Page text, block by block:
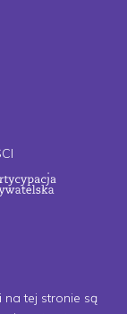
na tej stronie są